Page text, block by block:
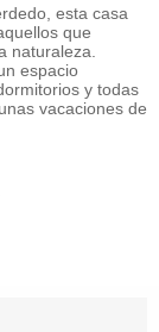
esta casa
que
naturaleza.
espacio
y todas
vacaciones de